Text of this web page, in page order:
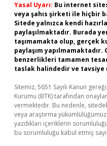
Yasal Uyarı: Bu internet
veya şahıs şirketi ile hiçbir
Sitede yalnızca kendi
paylaşılmaktadır. Burada
taşımamakta olup, gerçek
paylaşım
benzerlikleri tamamen
taslak halindedir ve tavsiye
Sitemiz, 5651 Sayılı Kanun
Kurumu (BTK) tarafından
vermektedir. Bu nedenle,
veya araştırma
yazdıkları içeriklerin
bu sorumluluğu kabul etmiş